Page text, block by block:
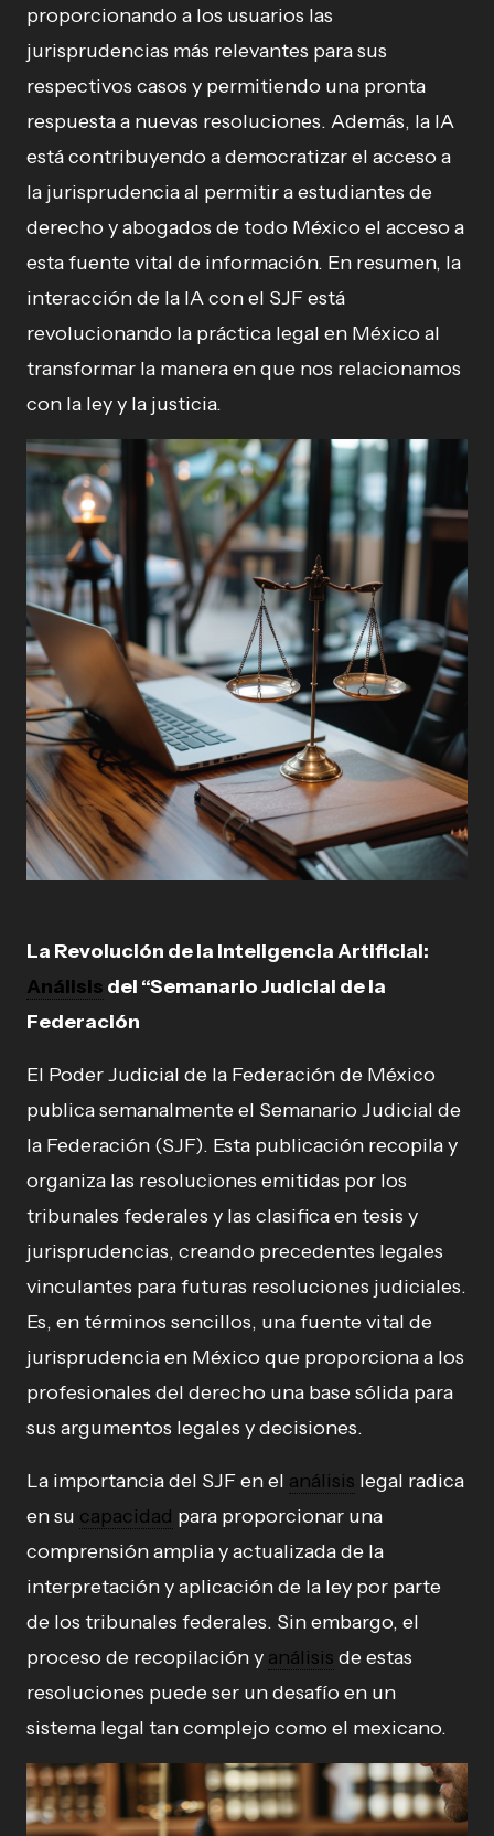
proporcionando a los usuarios las
jurisprudencias más relevantes para sus
respectivos casos y permitiendo una pronta
respuesta a nuevas resoluciones. Además, la IA
está contribuyendo a democratizar el acceso a
la jurisprudencia al permitir a estudiantes de
derecho y abogados de todo México el acceso a
esta fuente vital de información. En resumen, la
interacción de la IA con el SJF está
revolucionando la práctica legal en México al
transformar la manera en que nos relacionamos
con la ley y la justicia.
La Revolución de la Inteligencia Artificial:
Análisis del “Semanario Judicial de la
Federación
El Poder Judicial de la Federación de México
publica semanalmente el Semanario Judicial de
la Federación (SJF). Esta publicación recopila y
organiza las resoluciones emitidas por los
tribunales federales y las clasifica en tesis y
jurisprudencias, creando precedentes legales
vinculantes para futuras resoluciones judiciales.
Es, en términos sencillos, una fuente vital de
jurisprudencia en México que proporciona a los
profesionales del derecho una base sólida para
sus argumentos legales y decisiones.
La importancia del SJF en el análisis legal radica
en su capacidad para proporcionar una
comprensión amplia y actualizada de la
interpretación y aplicación de la ley por parte
de los tribunales federales. Sin embargo, el
proceso de recopilación y análisis de estas
resoluciones puede ser un desafío en un
sistema legal tan complejo como el mexicano.